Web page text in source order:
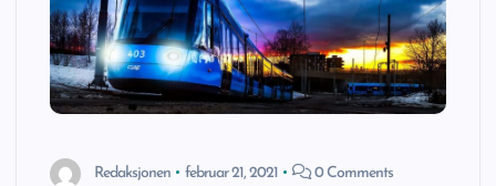
Redaksjonen februar 21, 2021 0 Comments